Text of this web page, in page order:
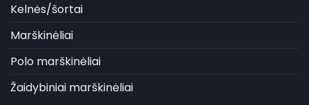
Kelnės/šortai
Marškinėliai
Polo marškinėliai
Žaidybiniai marškinėliai